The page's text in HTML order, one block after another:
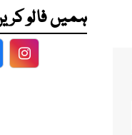
ہمیں فالو
Facebook